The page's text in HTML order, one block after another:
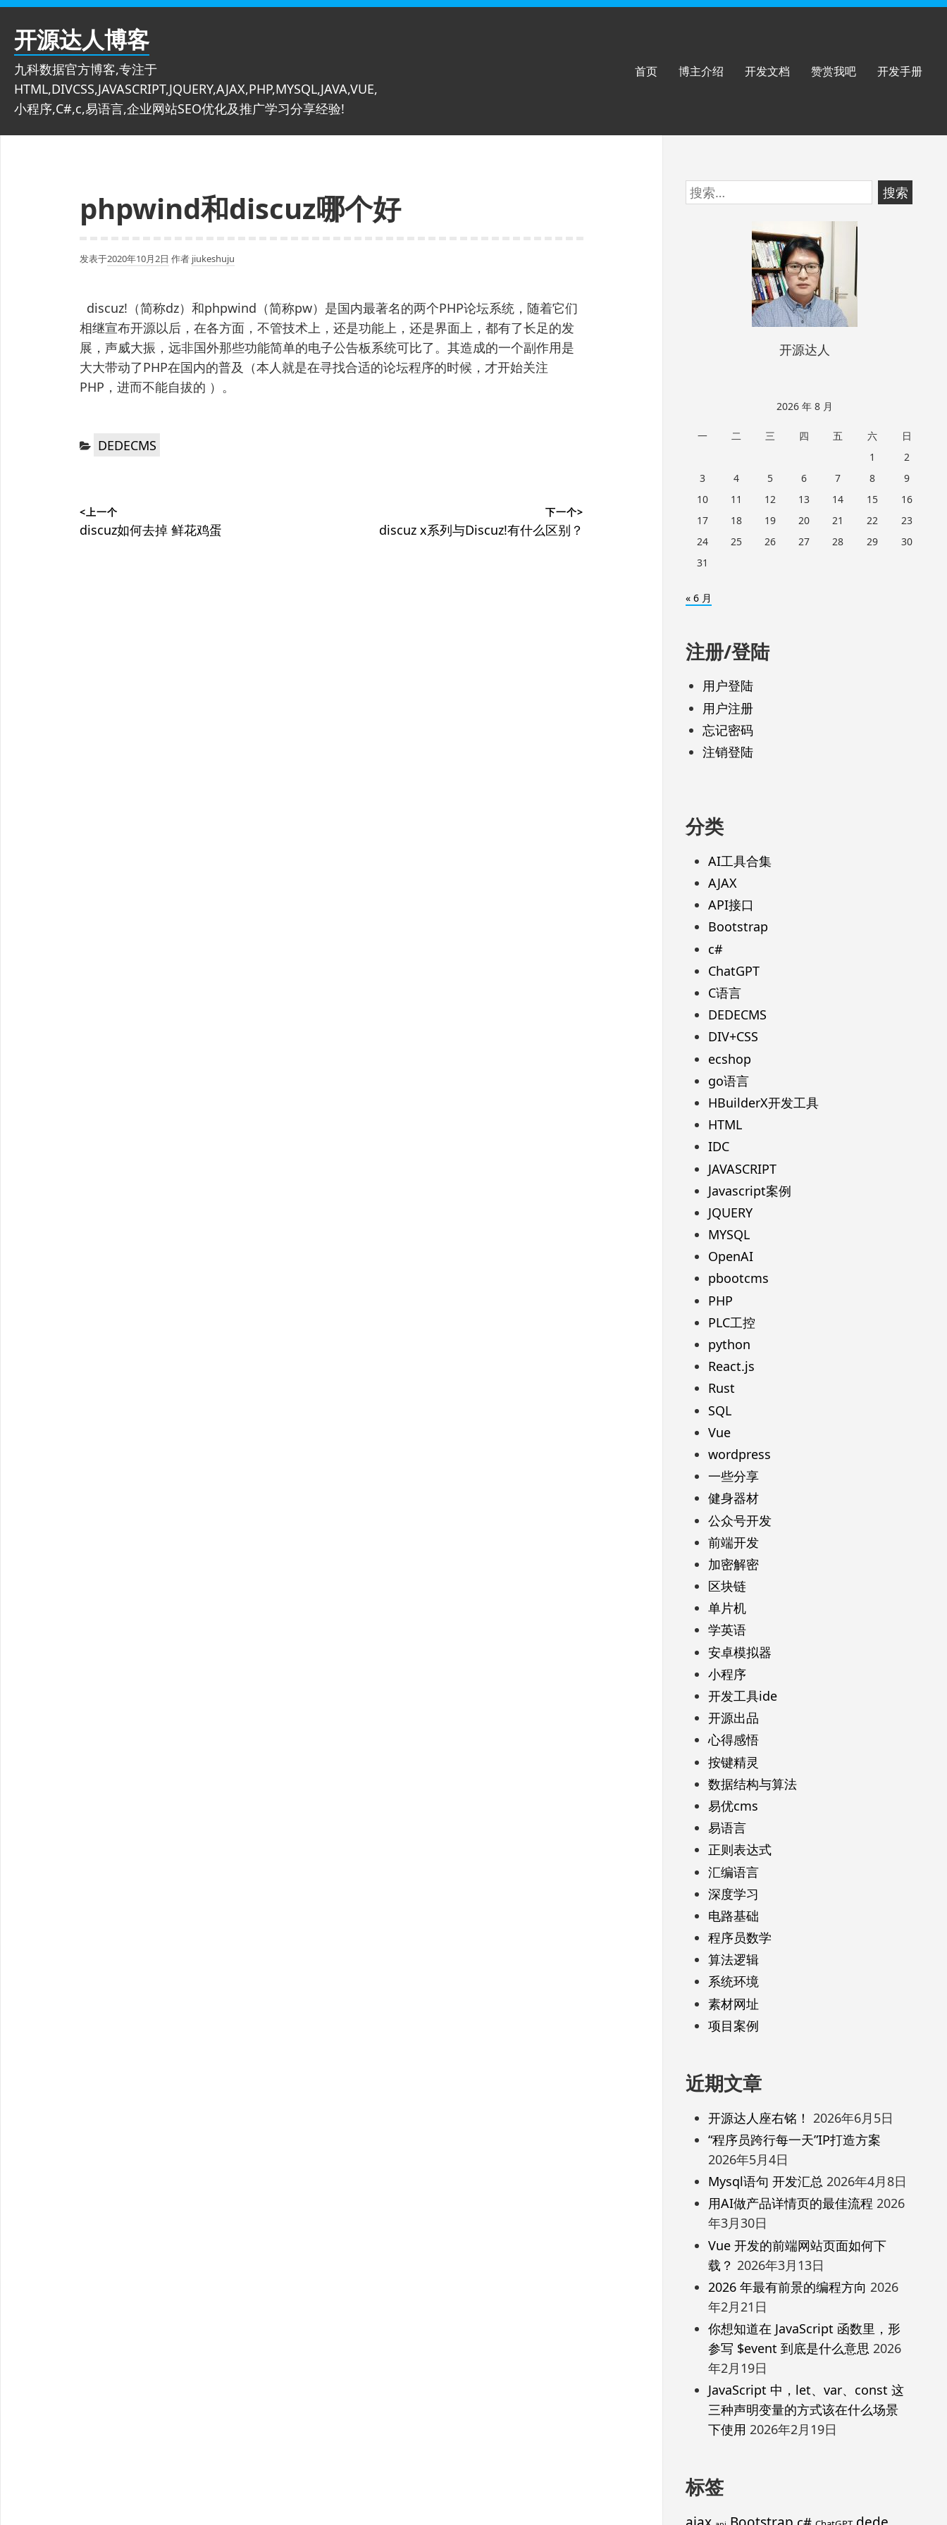
跳
开源达人博客
九科数据官方博客,专注于
HTML,DIVCSS,JAVASCRIPT,JQUERY,AJAX,PHP,MYSQL,JAVA,VUE,
小程序,C#,c,易语言,企业网站SEO优化及推广学习分享经验!
首页 博主介绍 开发文档 赞赏我吧 开发手册
phpwind和discuz哪个好
发表于2020年10月2日 作者 jiukeshuju
discuz!（简称dz）和phpwind（简称pw）是国内最著名的两个PHP论坛系统，随着它们
相继宣布开源以后，在各方面，不管技术上，还是功能上，还是界面上，都有了长足的发
展，声威大振，远非国外那些功能简单的电子公告板系统可比了。其造成的一个副作用是
大大带动了PHP在国内的普及（本人就是在寻找合适的论坛程序的时候，才开始关注
PHP，进而不能自拔的 ）。
分 DEDECMS
章
<上一个
上
discuz如何去掉 鲜花鸡蛋
下一个>
下
discuz x系列与Discuz!有什么区别？
跳
至
搜
索：
开源达人
2026 年 8 月
一 二 三 四 五 六
日
1
2
3
4 5 6 7 8
9
10
11 12 13 14 15
16
17
18 19 20 21 22
23
24
25 26 27 28 29
30
31
« 6 月
注册/登陆
用户登陆
用户注册
忘记密码
注销登陆
分类
AI工具合集
AJAX
API接口
Bootstrap
c#
ChatGPT
C语言
DEDECMS
DIV+CSS
ecshop
go语言
HBuilderX开发工具
HTML
IDC
JAVASCRIPT
Javascript案例
JQUERY
MYSQL
OpenAI
pbootcms
PHP
PLC工控
python
React.js
Rust
SQL
Vue
wordpress
一些分享
健身器材
公众号开发
前端开发
加密解密
区块链
单片机
学英语
安卓模拟器
小程序
开发工具ide
开源出品
心得感悟
按键精灵
数据结构与算法
易优cms
易语言
正则表达式
汇编语言
深度学习
电路基础
程序员数学
算法逻辑
系统环境
素材网址
项目案例
近期文章
开源达人座右铭！ 2026年6月5日
“程序员跨行每一天”IP打造方案
2026年5月4日
Mysql语句 开发汇总 2026年4月8日
用AI做产品详情页的最佳流程 2026
年3月30日
Vue 开发的前端网站页面如何下
载？ 2026年3月13日
2026 年最有前景的编程方向 2026
年2月21日
你想知道在 JavaScript 函数里，形
参写 $event 到底是什么意思 2026
年2月19日
JavaScript 中，let、var、const 这
三种声明变量的方式该在什么场景
下使用 2026年2月19日
标签